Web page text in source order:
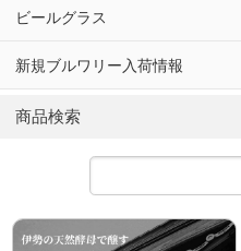
ビールグラス
新規ブルワリー入荷情報
商品検索